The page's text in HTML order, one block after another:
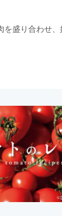
を盛り合わせ、